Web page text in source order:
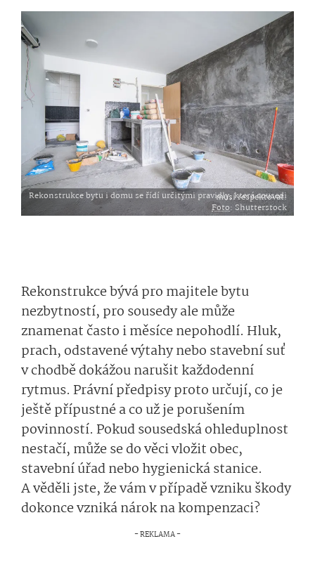
Rekonstrukce bytu i domu se řídí určitými pravidly, která sousedi musí respektovat.
Foto: Shutterstock
Rekonstrukce bývá pro majitele bytu
nezbytností, pro sousedy ale může
znamenat často i měsíce nepohodlí. Hluk,
prach, odstavené výtahy nebo stavební suť
v chodbě dokážou narušit každodenní
rytmus. Právní předpisy proto určují, co je
ještě přípustné a co už je porušením
povinností. Pokud sousedská ohleduplnost
nestačí, může se do věci vložit obec,
stavební úřad nebo hygienická stanice.
A věděli jste, že vám v případě vzniku škody
dokonce vzniká nárok na kompenzaci?